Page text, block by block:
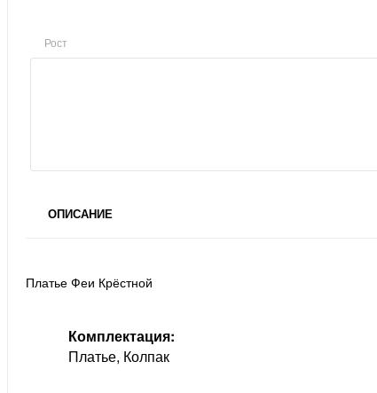
Рост
ОПИСАНИЕ
Платье Феи Крёстной
Комплектация:
Платье, Колпак